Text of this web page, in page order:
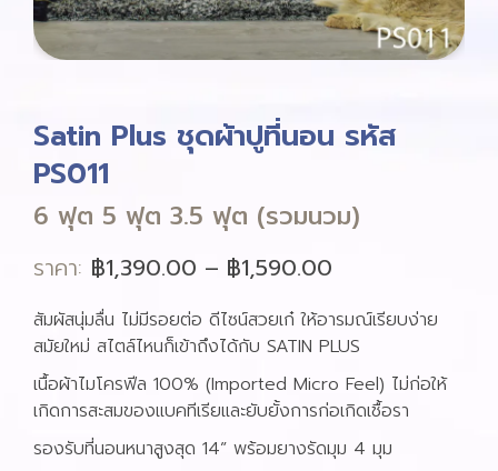
Satin Plus ชุดผ้าปูที่นอน รหัส
PS011
6 ฟุต 5 ฟุต 3.5 ฟุต (รวมนวม)
ราคา: ฿1,390.00 – ฿1,590.00
สัมผัสนุ่มลื่น ไม่มีรอยต่อ ดีไซน์สวยเก๋ ให้อารมณ์เรียบง่าย
สมัยใหม่ สไตล์ไหนก็เข้าถึงได้กับ SATIN PLUS
เนื้อผ้าไมโครฟีล 100% (Imported Micro Feel) ไม่ก่อให้
เกิดการสะสมของแบคทีเรียและยับยั้งการก่อเกิดเชื้อรา
รองรับที่นอนหนาสูงสุด 14” พร้อมยางรัดมุม 4 มุม